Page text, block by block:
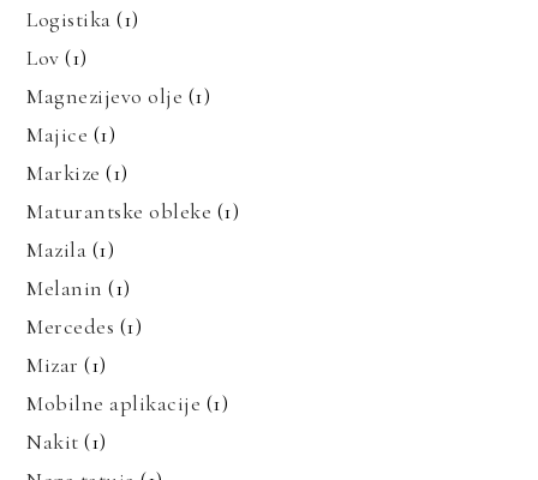
Logistika (1)
Lov (1)
Magnezijevo olje (1)
Majice (1)
Markize (1)
Maturantske obleke (1)
Mazila (1)
Melanin (1)
Mercedes (1)
Mizar (1)
Mobilne aplikacije (1)
Nakit (1)